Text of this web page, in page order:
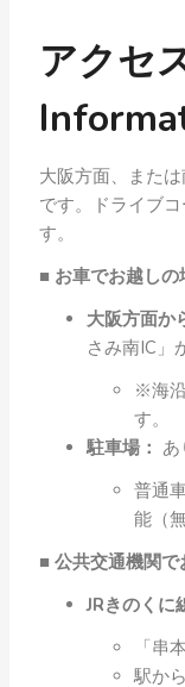
アクセ
大阪方面、また
です。ドライブ
す。
■ お車でお越しの
大阪方面か
さみ南IC」
※海
す。
駐車場： あ
普通
能（
■ 公共交通機関
JRきのくに
「串
駅か